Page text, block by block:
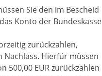
Sie den im Bescheid
Konto der Bundeskasse
zurückzahlen,
Hierfür müssen
500,00 EUR zurückzahlen